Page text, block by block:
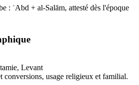
: ʿAbd + al‑Salām, attesté dès l'époque
Levant
conversions, usage religieux et familial.